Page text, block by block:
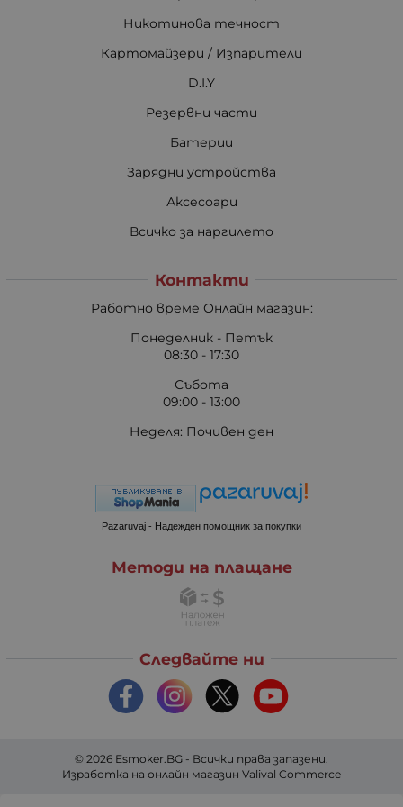
Никотинова течност
Картомайзери / Изпарители
D.I.Y
Резервни части
Батерии
Зарядни устройства
Аксесоари
Всичко за наргилето
Контакти
Работно време Онлайн магазин:
Понеделник - Петък
08:30 - 17:30
Събота
09:00 - 13:00
Неделя: Почивен ден
Pazaruvaj - Надежден помощник за покупки
Методи на плащане
Следвайте ни
© 2026 Esmoker.BG - Всички права запазени.
Изработка на онлайн магазин Valival Commerce